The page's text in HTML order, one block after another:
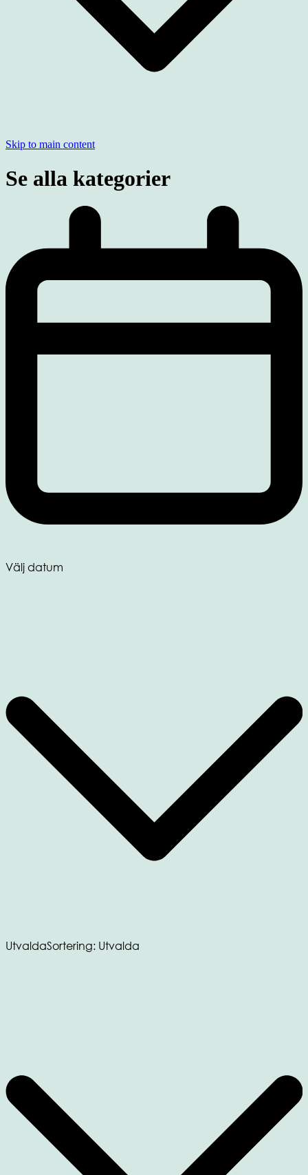
Skip to main content
Se alla kategorier
Välj datum
UtvaldaSortering: Utvalda